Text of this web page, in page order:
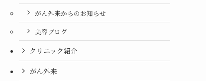
がん外来からのお知らせ
美容ブログ
クリニック紹介
がん外来